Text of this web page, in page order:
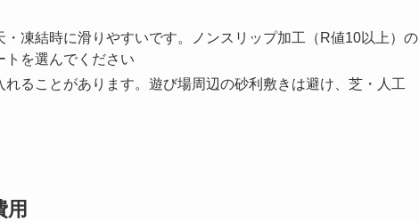
・凍結時に滑りやすいです。ノンスリップ加工（R値10以上）の
トを選んでください
れることがあります。遊び場周辺の砂利敷きは避け、芝・人工
用